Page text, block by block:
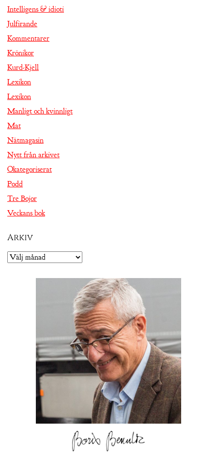
Intelligens & idioti
Julfirande
Kommentarer
Krönikor
Kurd-Kjell
Lexikon
Lexikon
Manligt och kvinnligt
Mat
Nätmagasin
Nytt från arkivet
Okategoriserat
Podd
Tre Bojor
Veckans bok
Arkiv
Arkiv